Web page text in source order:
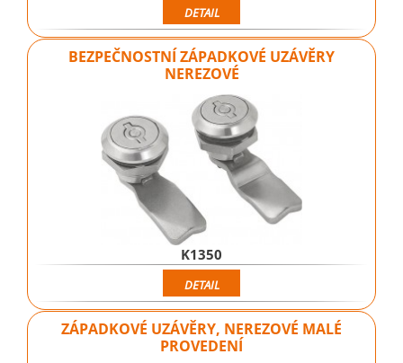
DETAIL
BEZPEČNOSTNÍ ZÁPADKOVÉ UZÁVĚRY
NEREZOVÉ
K1350
DETAIL
ZÁPADKOVÉ UZÁVĚRY, NEREZOVÉ MALÉ
PROVEDENÍ